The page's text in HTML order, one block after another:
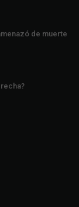
de muerte